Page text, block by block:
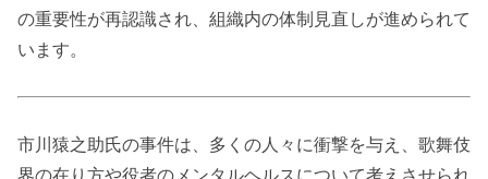
の重要性が再認識され、組織内の体制見直しが進められて
います。
市川猿之助氏の事件は、多くの人々に衝撃を与え、歌舞伎